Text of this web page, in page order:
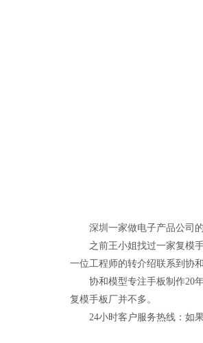
深圳一家做电子产品公司的
之前王小姐找过一家复模手
一位工程师的转介绍联系到协和
协和模型专注手板制作20年
复模手板厂并不多。
24小时客户服务热线：如果